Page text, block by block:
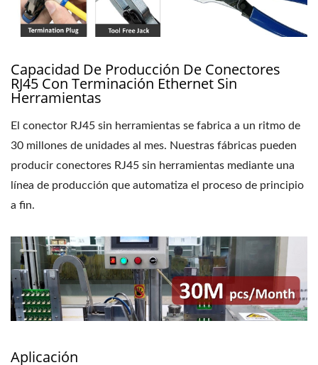
Capacidad De Producción De Conectores
RJ45 Con Terminación Ethernet Sin
Herramientas
El conector RJ45 sin herramientas se fabrica a un ritmo de
30 millones de unidades al mes. Nuestras fábricas pueden
producir conectores RJ45 sin herramientas mediante una
línea de producción que automatiza el proceso de principio
a fin.
Aplicación